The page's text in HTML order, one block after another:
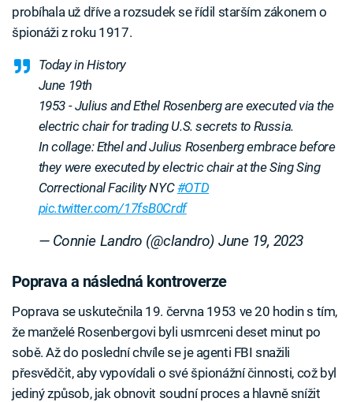
probíhala už dříve a rozsudek se řídil starším zákonem o
špionáži z roku 1917.
Today in History
June 19th
1953 - Julius and Ethel Rosenberg are executed via the
electric chair for trading U.S. secrets to Russia.
In collage: Ethel and Julius Rosenberg embrace before
they were executed by electric chair at the Sing Sing
Correctional Facility NYC#OTD
pic.twitter.com/17fsB0Crdf
— Connie Landro (@clandro)June 19, 2023
Poprava a následná kontroverze
Poprava se uskutečnila 19. června 1953 ve 20 hodin s tím,
že manželé Rosenbergovi byli usmrceni deset minut po
sobě. Až do poslední chvíle se je agenti FBI snažili
přesvědčit, aby vypovídali o své špionážní činnosti, což byl
jediný způsob, jak obnovit soudní proces a hlavně snížit